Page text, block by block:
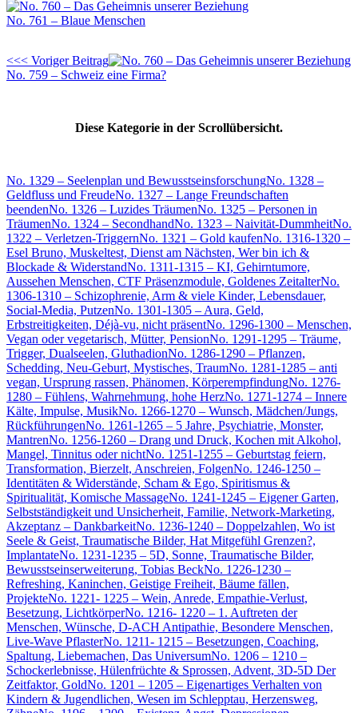
No. 761 – Blaue Menschen
<<< Voriger Beitrag
No. 759 – Schweiz eine Firma?
Diese Kategorie in der Scrollübersicht.
No. 1329 – Seelenplan und BewusstseinsforschungNo. 1328 –
Geldfluss und FreudeNo. 1327 – Lange Freundschaften
beendenNo. 1326 – Luzides TräumenNo. 1325 – Personen in
TräumenNo. 1324 – SecondhandNo. 1323 – Naivität-DummheitNo.
1322 – Verletzen-TriggernNo. 1321 – Gold kaufenNo. 1316-1320 –
Esel Bruno, Muskeltest, Dienst am Nächsten, Wer bin ich &
Blockade & WiderstandNo. 1311-1315 – KI, Gehirntumore,
Aussehen Menschen, CTF Präsenzmodule, Goldenes ZeitalterNo.
1306-1310 – Schizophrenie, Arm & viele Kinder, Lebensdauer,
Social-Media, PutzenNo. 1301-1305 – Aura, Geld,
Erbstreitigkeiten, Déjà-vu, nicht präsentNo. 1296-1300 – Menschen,
Vegan oder vegetarisch, Mütter, PensionNo. 1291-1295 – Träume,
Trigger, Dualseelen, GluthadionNo. 1286-1290 – Pflanzen,
Schedding, Neu-Geburt, Mystisches, TraumNo. 1281-1285 – anti
vegan, Ursprung rassen, Phänomen, KörperempfindungNo. 1276-
1280 – Fühlens, Wahrnehmung, hohe HerzNo. 1271-1274 – Innere
Kälte, Impulse, MusikNo. 1266-1270 – Wunsch, Mädchen/Jungs,
RückführungenNo. 1261-1265 – 5 Jahre, Psychiatrie, Monster,
MantrenNo. 1256-1260 – Drang und Druck, Kochen mit Alkohol,
Mangel, Tinnitus oder nichtNo. 1251-1255 – Geburtstag feiern,
Transformation, Bierzelt, Anschreien, FolgenNo. 1246-1250 –
Identitäten & Widerstände, Scham & Ego, Spiritismus &
Spiritualität, Komische MassageNo. 1241-1245 – Eigener Garten,
Selbstständigkeit und Unsicherheit, Familie, Network-Marketing,
Akzeptanz – DankbarkeitNo. 1236-1240 – Doppelzahlen, Wo ist
Seele & Geist, Traumatische Bilder, Hat Mitgefühl Grenzen?,
ImplantateNo. 1231-1235 – 5D, Sonne, Traumatische Bilder,
Bewusstseinserweiterung, Tobias BeckNo. 1226-1230 –
Refreshing, Kaninchen, Geistige Freiheit, Bäume fällen,
ProjekteNo. 1221- 1225 – Wein, Anrede, Empathie-Verlust,
Besetzung, LichtkörperNo. 1216- 1220 – 1. Auftreten der
Menschen, Wünsche, D-ACH Antipathie, Besondere Menschen,
Live-Wave PflasterNo. 1211- 1215 – Besetzungen, Coaching,
Spaltung, Liebemachen, Das UniversumNo. 1206 – 1210 –
Schockerlebnisse, Hülenfrüchte & Sprossen, Advent, 3D-5D Der
Zeitfaktor, GoldNo. 1201 – 1205 – Eigenartiges Verhalten von
Kindern & Jugendlichen, Wesen im Schlepptau, Herzensweg,